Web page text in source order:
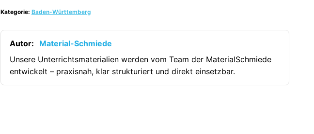
[Digital]
Menge
Kategorie: Baden-Württemberg
Autor:
Material-Schmiede
Unsere Unterrichtsmaterialien werden vom Team der MaterialSchmiede
entwickelt – praxisnah, klar strukturiert und direkt einsetzbar.